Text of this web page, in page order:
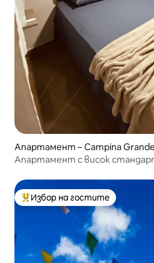
Апартамент – Campina Grande
Апартамент с висок
Най-популярен избор на
Избор на гостите